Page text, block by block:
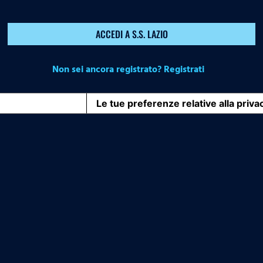
ACCEDI A S.S. LAZIO
Non sei ancora registrato? Registrati
Le tue preferenze relative alla